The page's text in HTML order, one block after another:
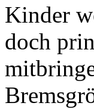
Kinder
doch